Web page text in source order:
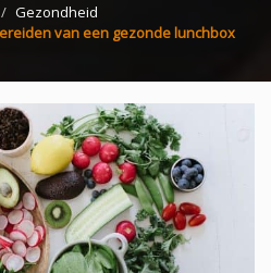
Gezondheid
van een gezonde lunchbox